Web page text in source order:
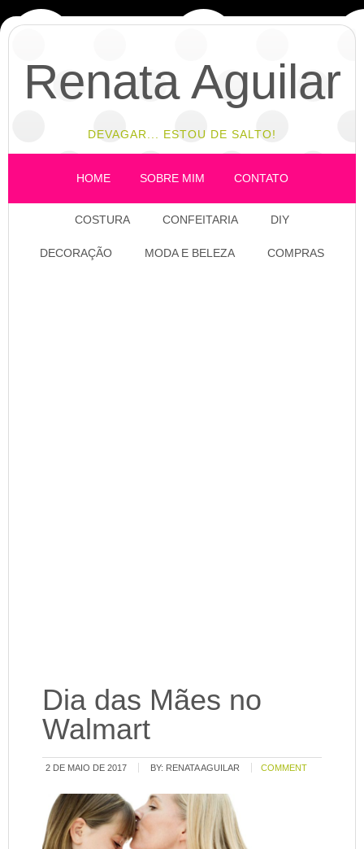
Renata Aguilar
DEVAGAR... ESTOU DE SALTO!
HOME SOBRE MIM CONTATO
COSTURA CONFEITARIA DIY
DECORAÇÃO MODA E BELEZA COMPRAS
Dia das Mães no
Walmart
2 DE MAIO DE 2017 BY: RENATA AGUILAR COMMENT